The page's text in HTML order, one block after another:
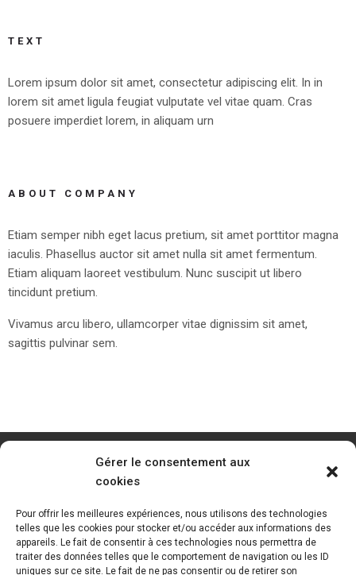
Gérer le consentement aux
cookies
Pour offrir les meilleures expériences, nous utilisons des technologies
telles que les cookies pour stocker et/ou accéder aux informations des
appareils. Le fait de consentir à ces technologies nous permettra de
traiter des données telles que le comportement de navigation ou les ID
uniques sur ce site. Le fait de ne pas consentir ou de retirer son
TEXT
Lorem ipsum dolor sit amet, consectetur adipiscing elit. In in
lorem sit amet ligula feugiat vulputate vel vitae quam. Cras
posuere imperdiet lorem, in aliquam urn
ABOUT COMPANY
Etiam semper nibh eget lacus pretium, sit amet porttitor magna
iaculis. Phasellus auctor sit amet nulla sit amet fermentum.
Etiam aliquam laoreet vestibulum. Nunc suscipit ut libero
tincidunt pretium.
Vivamus arcu libero, ullamcorper vitae dignissim sit amet,
sagittis pulvinar sem.